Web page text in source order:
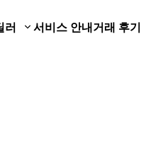
러 서비스 안내거래 후기